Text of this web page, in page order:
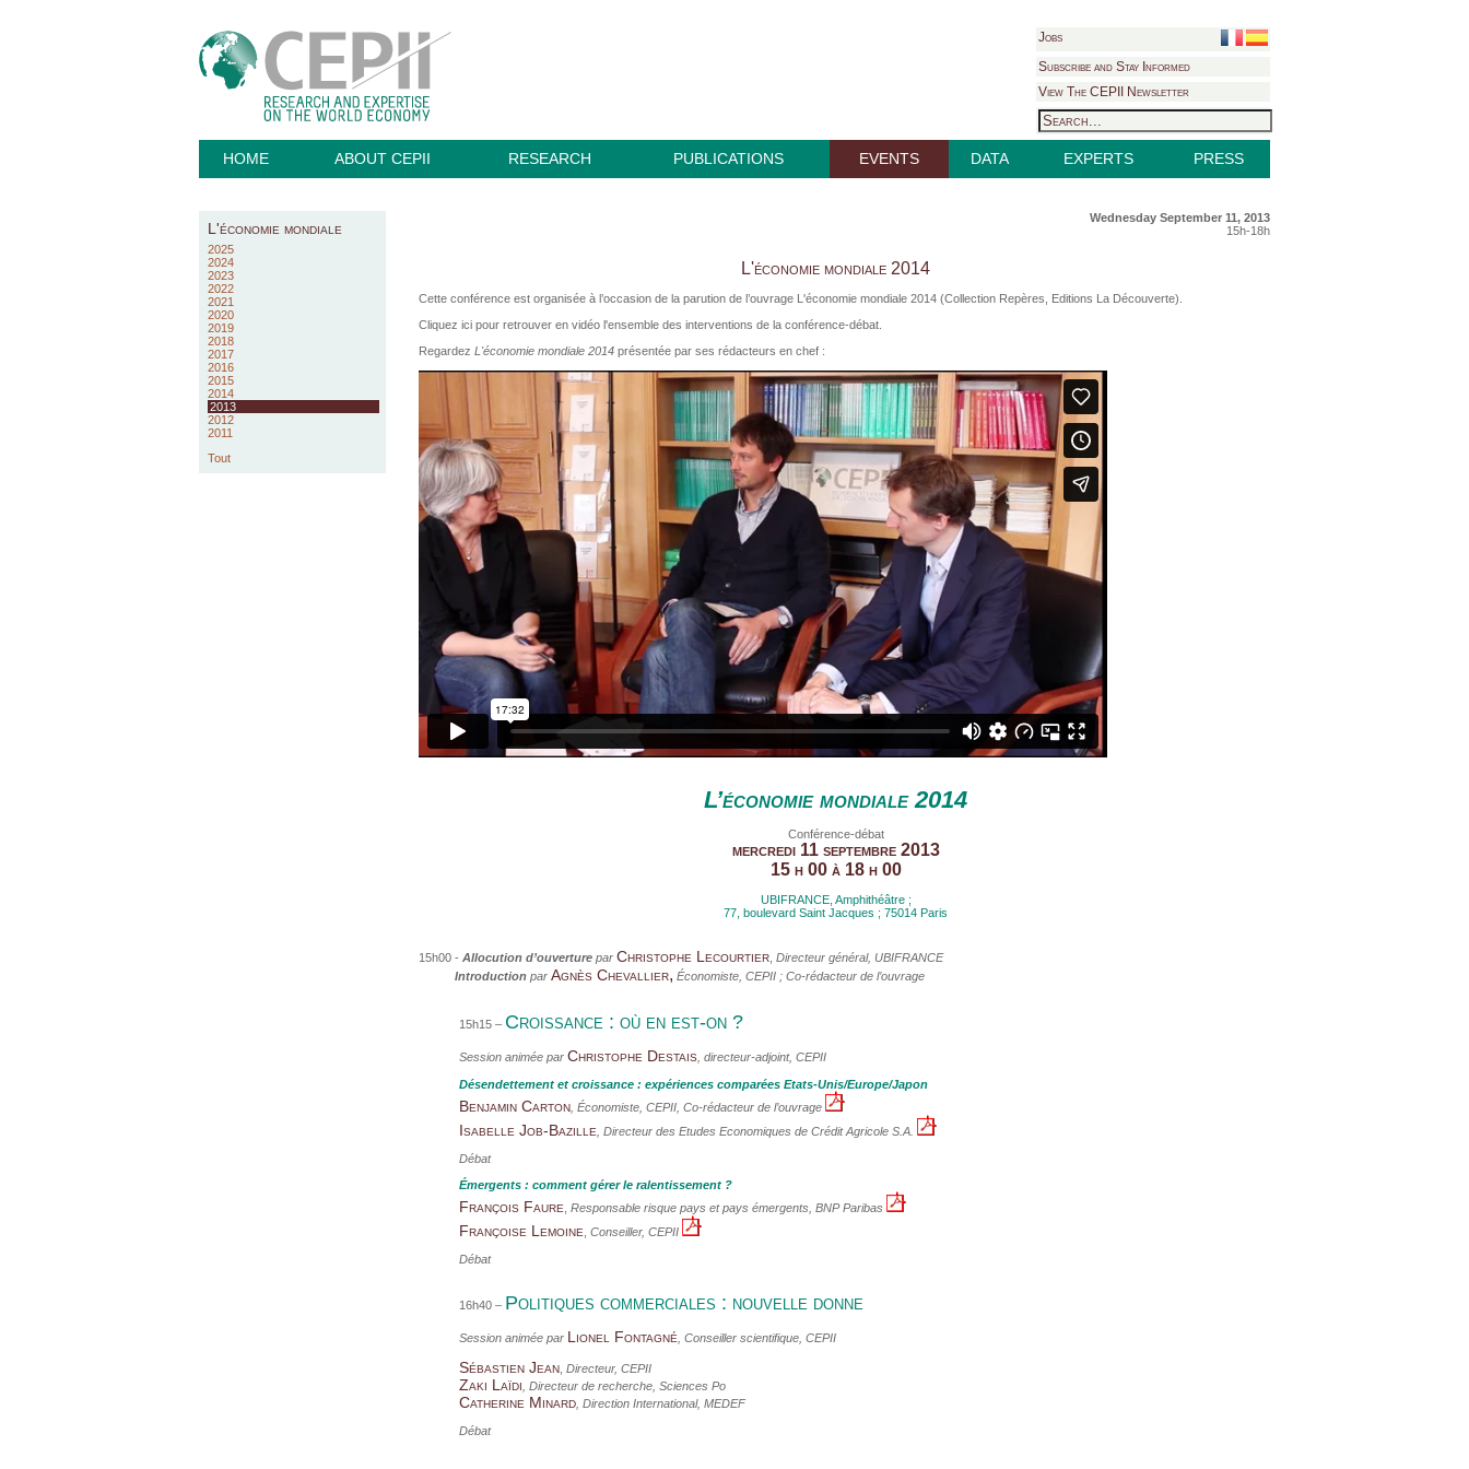
Jobs
Subscribe and Stay Informed
View The CEPII Newsletter
HOME ABOUT CEPII RESEARCH PUBLICATIONS EVENTS DATA EXPERTS PRESS
L'économie mondiale
2025
2024
2023
2022
2021
2020
2019
2018
2017
2016
2015
2014
2013
2012
2011
Tout
Wednesday September 11, 2013
15h-18h
L'économie mondiale 2014
Cette conférence est organisée à l’occasion de la parution de l’ouvrage L'économie mondiale 2014 (Collection Repères, Editions La Découverte).
Cliquez ici pour retrouver en vidéo l'ensemble des interventions de la conférence-débat.
Regardez L'économie mondiale 2014 présentée par ses rédacteurs en chef :
L’économie mondiale 2014
Conférence-débat
mercredi 11 septembre 2013
15 h 00 à 18 h 00
UBIFRANCE, Amphithéâtre ;
77, boulevard Saint Jacques ; 75014 Paris
15h00 - Allocution d’ouverture par Christophe Lecourtier, Directeur général, UBIFRANCE
Introductionpar Agnès Chevallier, Économiste, CEPII ; Co-rédacteur de l’ouvrage
15h15 – Croissance : où en est-on ?
Session animée par Christophe Destais , directeur-adjoint, CEPII
Désendettement et croissance : expériences comparées Etats-Unis/Europe/Japon
Benjamin Carton , Économiste, CEPII,Co-rédacteur de l’ouvrage
Isabelle Job-Bazille ,Directeur des Etudes Economiques de Crédit Agricole S.A.
Débat
Émergents : comment gérer le ralentissement ?
François Faure ,Responsable risque pays et pays émergents, BNP Paribas
Françoise Lemoine Conseiller, CEPII
Débat
16h40 – Politiques commerciales : nouvelle donne
Session animée par Lionel Fontagné , Conseiller scientifique, CEPII
Sébastien Jean ,Directeur, CEPII
Zaki Laïdi Directeur de recherche, Sciences Po
Catherine Minard , Direction International, MEDEF
Débat